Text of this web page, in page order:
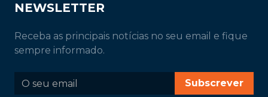
NEWSLETTER
Receba as principais notícias no seu email e fique
sempre informado.
Subscrever